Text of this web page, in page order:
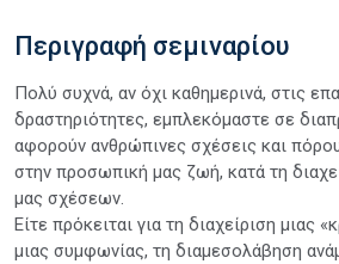
Περιγραφή σεμιναρίου
Πολύ συχνά, αν όχι καθημερινά, στις
δραστηριότητες, εμπλεκόμαστε σε
αφορούν ανθρώπινες σχέσεις και
στην προσωπική μας ζωή, κατά τη
μας σχέσεων.
Είτε πρόκειται για τη διαχείριση μιας
μιας συμφωνίας, τη διαμεσολάβηση